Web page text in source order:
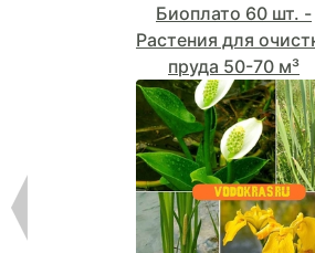
Биоплато 60 шт. -
Растения для
пруда 50-70 м³